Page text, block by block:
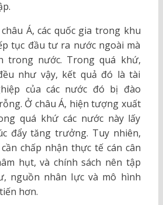
Á, các quốc gia trong khu
tục đầu tư ra nước ngoài mà
trong nước. Trong quá khứ,
như vậy, kết quả đó là tài
của các nước đó bị đào
Ở châu Á, hiện tượng xuất
quá khứ các nước này lấy
đẩy tăng trưởng. Tuy nhiên,
chấp nhận thực tế cán cân
hụt, và chính sách nên tập
nguồn nhân lực và mô hình
hơn.